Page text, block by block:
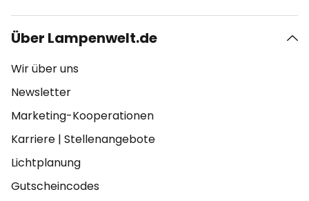
Über Lampenwelt.de
Wir über uns
Newsletter
Marketing-Kooperationen
Karriere | Stellenangebote
Lichtplanung
Gutscheincodes